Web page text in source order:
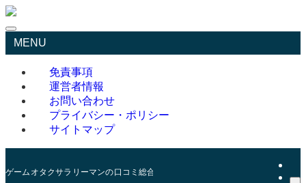
MENU
免責事項
運営者情報
お問い合わせ
プライバシー・ポリシー
サイトマップ
ゲームオタクサラリーマンの口コミ総合サイト